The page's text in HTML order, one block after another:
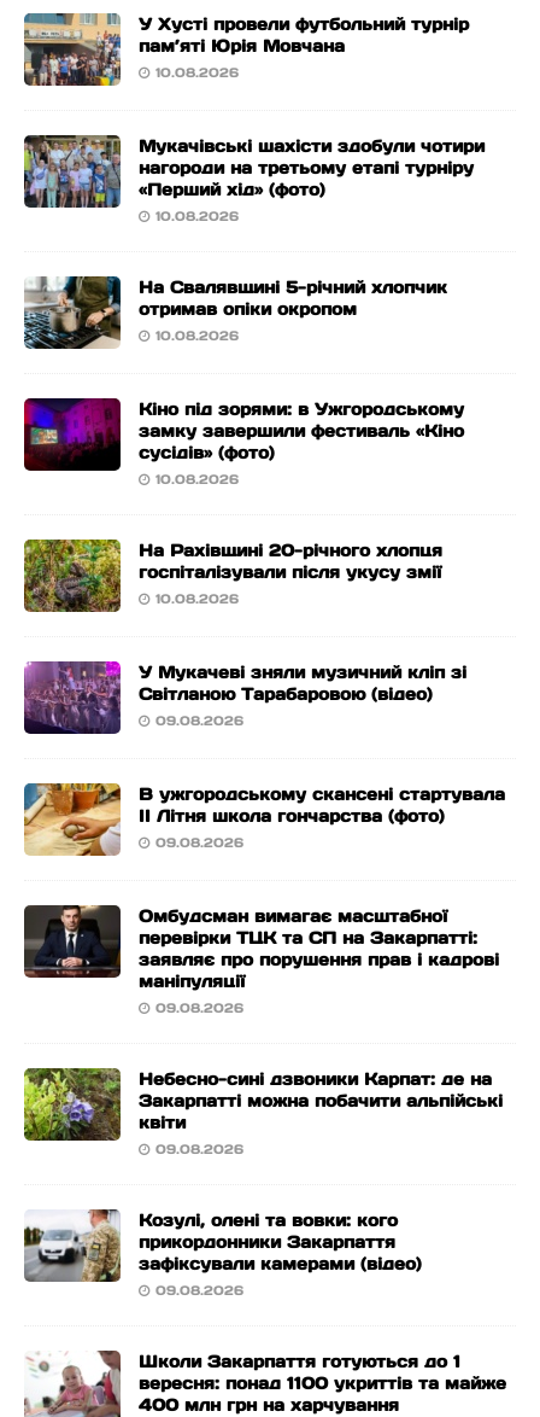
У Хусті провели футбольний турнір
пам’яті Юрія Мовчана
10.08.2026
Мукачівські шахісти здобули чотири
нагороди на третьому етапі турніру
«Перший хід» (фото)
10.08.2026
На Свалявщині 5-річний хлопчик
отримав опіки окропом
10.08.2026
Кіно під зорями: в Ужгородському
замку завершили фестиваль «Кіно
сусідів» (фото)
10.08.2026
На Рахівщині 20-річного хлопця
госпіталізували після укусу змії
10.08.2026
У Мукачеві зняли музичний кліп зі
Світланою Тарабаровою (відео)
09.08.2026
В ужгородському скансені стартувала
ІІ Літня школа гончарства (фото)
09.08.2026
Омбудсман вимагає масштабної
перевірки ТЦК та СП на Закарпатті:
заявляє про порушення прав і кадрові
маніпуляції
09.08.2026
Небесно-сині дзвоники Карпат: де на
Закарпатті можна побачити альпійські
квіти
09.08.2026
Козулі, олені та вовки: кого
прикордонники Закарпаття
зафіксували камерами (відео)
09.08.2026
Школи Закарпаття готуються до 1
вересня: понад 1100 укриттів та майже
400 млн грн на харчування